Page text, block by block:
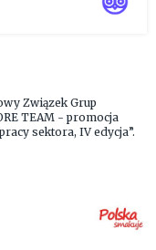
sadach
Związek Grup
TEAM - promocja
sektora, IV edycja”.